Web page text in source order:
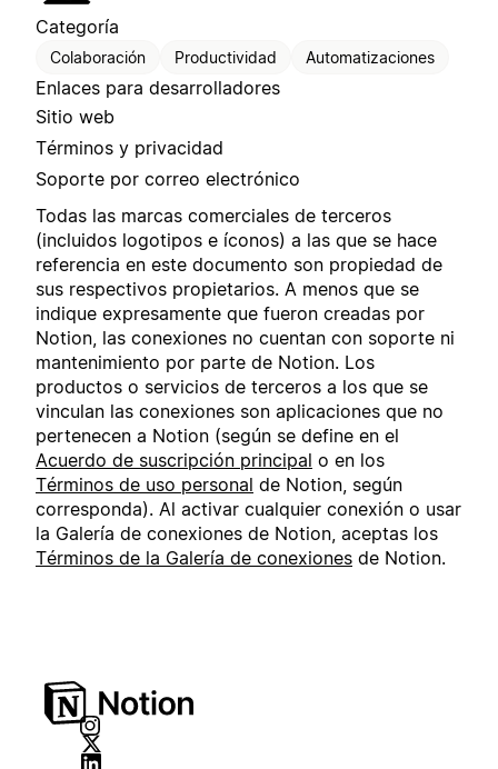
Categoría
Colaboración Productividad Automatizaciones
Enlaces para desarrolladores
Sitio web
Términos y privacidad
Soporte por correo electrónico
Todas las marcas comerciales de terceros
(incluidos logotipos e íconos) a las que se hace
referencia en este documento son propiedad de
sus respectivos propietarios. A menos que se
indique expresamente que fueron creadas por
Notion, las conexiones no cuentan con soporte ni
mantenimiento por parte de Notion. Los
productos o servicios de terceros a los que se
vinculan las conexiones son aplicaciones que no
pertenecen a Notion (según se define en el
Acuerdo de suscripción principal o en los
Términos de uso personal de Notion, según
corresponda). Al activar cualquier conexión o usar
la Galería de conexiones de Notion, aceptas los
Términos de la Galería de conexiones de Notion.